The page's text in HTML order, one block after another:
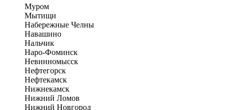
Муром
Мытищи
Набережные Челны
Навашино
Нальчик
Наро-Фоминск
Невинномысск
Нефтегорск
Нефтекамск
Нижнекамск
Нижний Ломов
Нижний Новгород